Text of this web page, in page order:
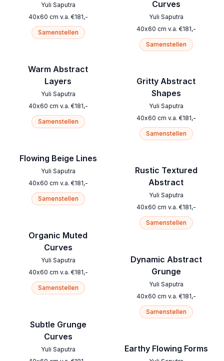
Yuli Saputra
40x60 cm v.a. €181,-
Samenstellen
Warm Abstract
Layers
Yuli Saputra
40x60 cm v.a. €181,-
Samenstellen
Flowing Beige Lines
Yuli Saputra
40x60 cm v.a. €181,-
Samenstellen
Organic Muted
Curves
Yuli Saputra
40x60 cm v.a. €181,-
Samenstellen
Subtle Grunge
Curves
Yuli Saputra
Curves
Yuli Saputra
40x60 cm v.a. €181,-
Samenstellen
Gritty Abstract
Shapes
Yuli Saputra
40x60 cm v.a. €181,-
Samenstellen
Rustic Textured
Abstract
Yuli Saputra
40x60 cm v.a. €181,-
Samenstellen
Dynamic Abstract
Grunge
Yuli Saputra
40x60 cm v.a. €181,-
Samenstellen
Earthy Flowing Forms